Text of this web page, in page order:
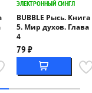
ЭЛЕКТРОННЫЙ СИНГЛ
BUBBLE Рысь. Книга
5. Мир духов. Глава
4
79 ₽